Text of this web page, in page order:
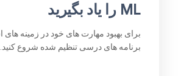
ML را یاد بگیرید
برنامه های درسی تنظیم شده شروع کنید.